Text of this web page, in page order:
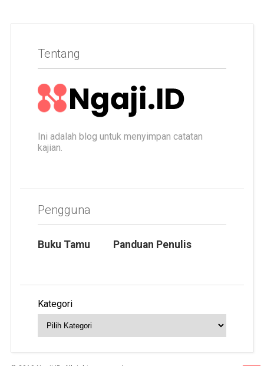
Tentang
Ini adalah blog untuk menyimpan catatan
kajian.
Pengguna
Buku Tamu Panduan Penulis
Kategori